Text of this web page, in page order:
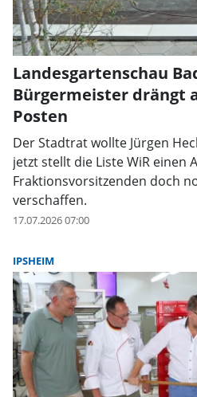
Landesgartenschau
Bürgermeister drängt
Posten
Der Stadtrat wollte Jürgen
jetzt stellt die Liste WiR einen
Fraktionsvorsitzenden doch
verschaffen.
17.07.2026 07:00
IPSHEIM